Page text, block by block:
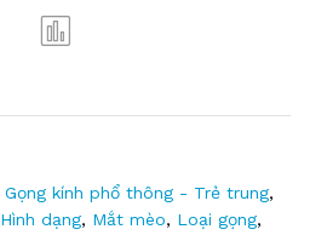
Gọng kính phổ thông - Trẻ trung,
Hình dạng, Mắt mèo, Loại gọng,